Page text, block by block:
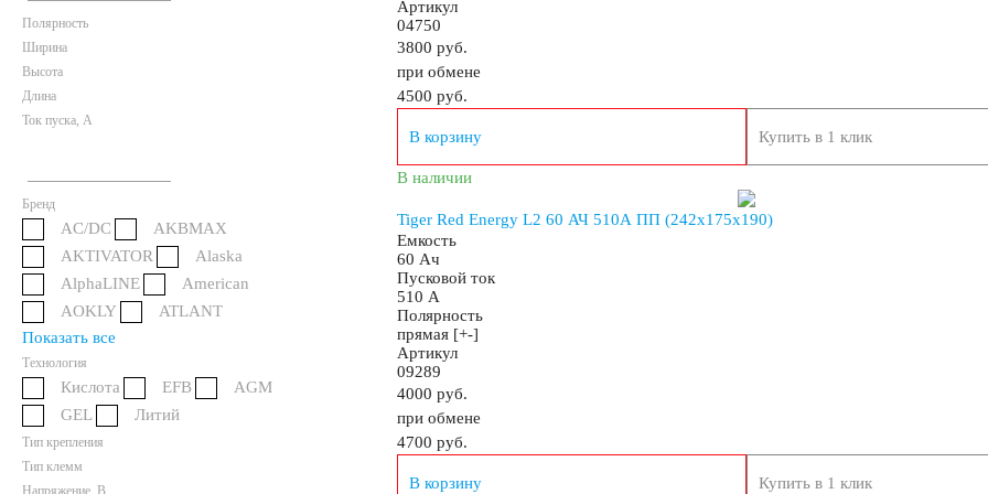
Аккумуляторы для грузовых автомобилей
100 А/ч 110 А/ч
125 А/ч 132 А/ч 145 А/ч
172 А/ч 190 А/ч
200 А/ч 225 А/ч
Полярность
Ширина
Высота
Длина
Ток пуска, А
Бренд
AC/DC
AKBMAX
AKTIVATOR
Alaska
AlphaLINE
American
AOKLY
ATLANT
Показать все
Технология
Кислота EFB
AGM
GEL
Литий
Тип крепления
Тип клемм
Напряжение, В
Артикул
04750
3800 руб.
при обмене
4500 руб.
В корзину Купить в 1 клик
В наличии
Tiger Red Energy L2 60 АЧ 510A ПП (242x175x190)
Емкость
60 Ач
Пусковой ток
510 А
Полярность
прямая [+-]
Артикул
09289
4000 руб.
при обмене
4700 руб.
В корзину Купить в 1 клик